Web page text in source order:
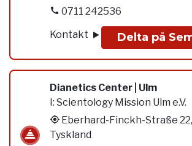
0711 242536
Kontakt
Delta på
Dianetics Center | Ulm
I: Scientology Mission Ulm e.V.
Eberhard-Finckh-Straße
Tyskland